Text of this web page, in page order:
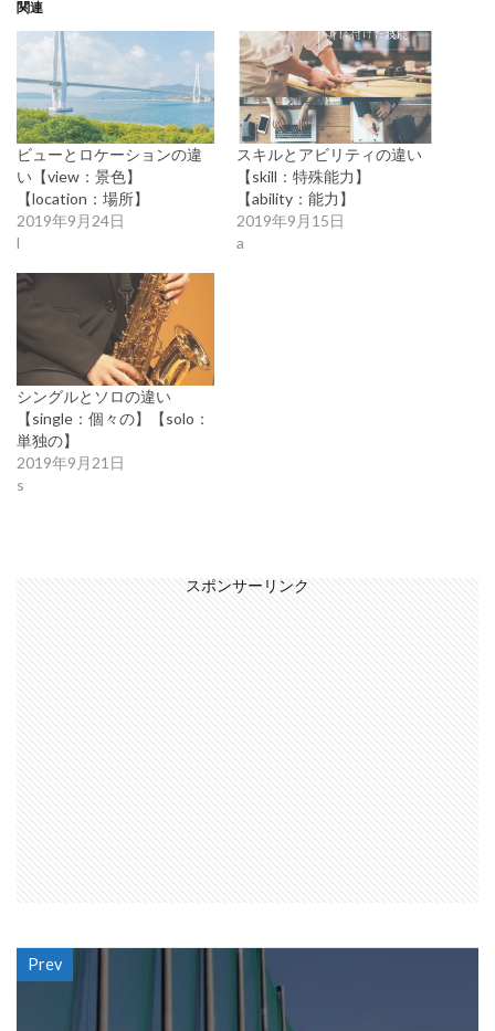
関連
ビューとロケーションの違
い【view：景色】
【location：場所】
2019年9月24日
l
スキルとアビリティの違い
【skill：特殊能力】
【ability：能力】
2019年9月15日
a
シングルとソロの違い
【single：個々の】【solo：
単独の】
2019年9月21日
s
スポンサーリンク
Prev